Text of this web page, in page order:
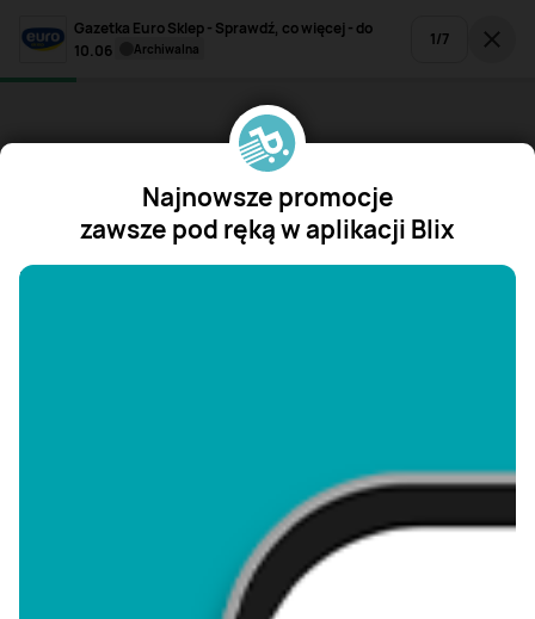
Gazetka Euro Sklep - Sprawdź, co więcej - do
10.06
archiwalna 1/7
Najnowsze promocje
zawsze pod ręką w aplikacji Blix
"/>